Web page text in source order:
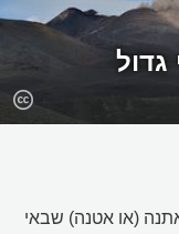
(או אטנה) שבאי